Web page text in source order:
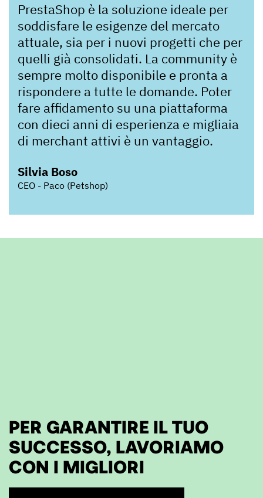
PrestaShop è la soluzione ideale per
soddisfare le esigenze del mercato
attuale, sia per i nuovi progetti che per
quelli già consolidati. La community è
sempre molto disponibile e pronta a
rispondere a tutte le domande. Poter
fare affidamento su una piattaforma
con dieci anni di esperienza e migliaia
di merchant attivi è un vantaggio.
Silvia Boso
CEO - Paco (Petshop)
PER GARANTIRE IL TUO
SUCCESSO, LAVORIAMO
CON I MIGLIORI